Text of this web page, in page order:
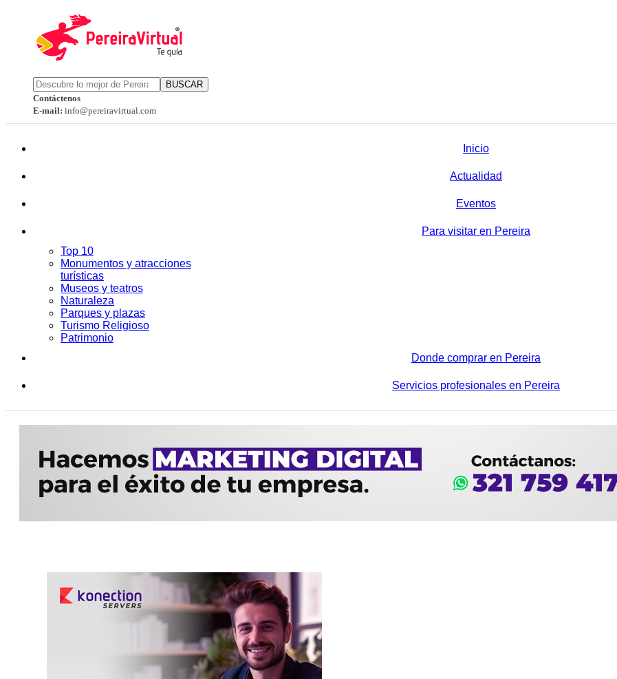
BUSCAR
Contáctenos
E-mail: info@pereiravirtual.com
Inicio
Actualidad
Eventos
Para visitar en Pereira
Top 10
Monumentos y atracciones
turísticas
Museos y teatros
Naturaleza
Parques y plazas
Turismo Religioso
Patrimonio
Donde comprar en Pereira
Servicios profesionales en Pereira